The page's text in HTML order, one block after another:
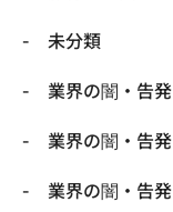
未分類
業界の闇・告発
業界の闇・告発
業界の闇・告発